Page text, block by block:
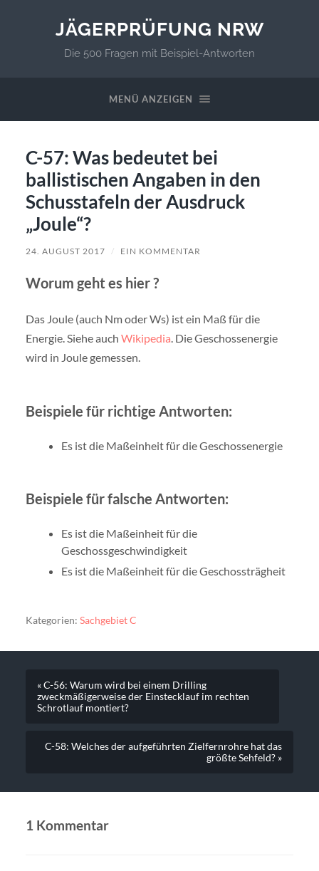
JÄGERPRÜFUNG NRW
Die 500 Fragen mit Beispiel-Antworten
MENÜ ANZEIGEN
C-57: Was bedeutet bei
ballistischen Angaben in den
Schusstafeln der Ausdruck
„Joule“?
24. AUGUST 2017 / EIN KOMMENTAR
Worum geht es hier ?
Das Joule (auch Nm oder Ws) ist ein Maß für die
Energie. Siehe auch Wikipedia. Die Geschossenergie
wird in Joule gemessen.
Beispiele für richtige Antworten:
Es ist die Maßeinheit für die Geschossenergie
Beispiele für falsche Antworten:
Es ist die Maßeinheit für die
Geschossgeschwindigkeit
Es ist die Maßeinheit für die Geschossträgheit
Kategorien: Sachgebiet C
« C-56: Warum wird bei einem Drilling
zweckmäßigerweise der Einstecklauf im rechten
Schrotlauf montiert?
C-58: Welches der aufgeführten Zielfernrohre hat das
größte Sehfeld? »
1 Kommentar